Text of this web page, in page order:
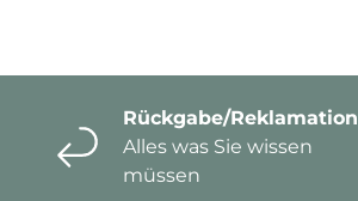
Rückgabe/Reklamation
Alles was Sie wissen
müssen